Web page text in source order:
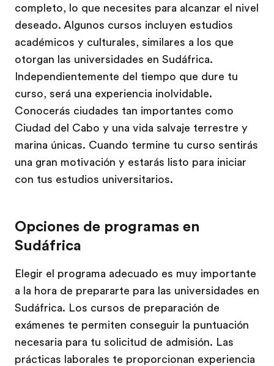
completo, lo que necesites para alcanzar el nivel
deseado. Algunos cursos incluyen estudios
académicos y culturales, similares a los que
otorgan las universidades en Sudáfrica.
Independientemente del tiempo que dure tu
curso, será una experiencia inolvidable.
Conocerás ciudades tan importantes como
Ciudad del Cabo y una vida salvaje terrestre y
marina únicas. Cuando termine tu curso sentirás
una gran motivación y estarás listo para iniciar
con tus estudios universitarios.
Opciones de programas en
Sudáfrica
Elegir el programa adecuado es muy importante
a la hora de prepararte para las universidades en
Sudáfrica. Los cursos de preparación de
exámenes te permiten conseguir la puntuación
necesaria para tu solicitud de admisión. Las
prácticas laborales te proporcionan experiencia